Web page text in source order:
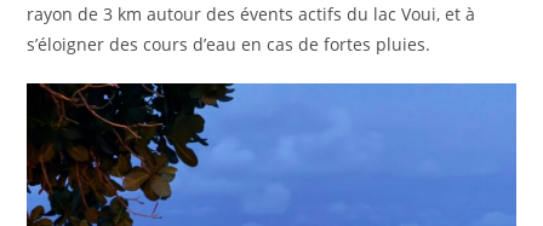
rayon de 3 km autour des évents actifs du lac Voui, et à
s’éloigner des cours d’eau en cas de fortes pluies.